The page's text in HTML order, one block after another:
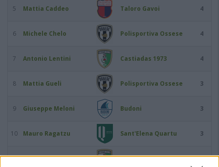
5 Mattia Caddeo Taloro Gavoi 4
6 Michele Chelo Polisportiva Ossese 4
7 Antonio Lentini Castiadas 1973 4
8 Mattia Gueli Polisportiva Ossese 3
9 Giuseppe Meloni Budoni 3
10 Mauro Ragatzu Sant'Elena Quartu 3
11 Federico Serra Castiadas 1973 3